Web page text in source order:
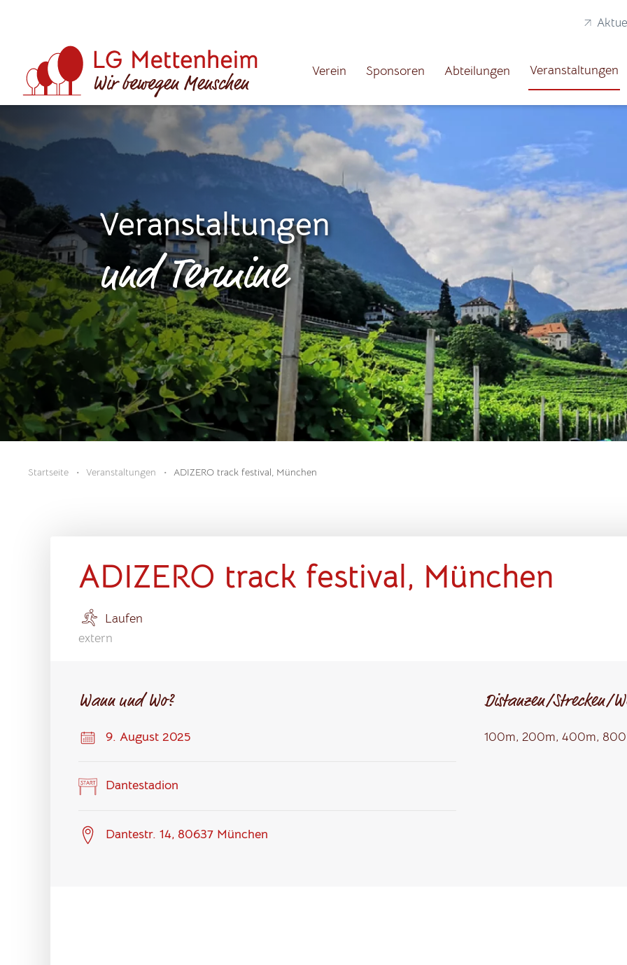
Verein Sponsoren Abteilungen Veranstaltungen
Veranstaltungen
und Termine
Startseite Veranstaltungen ADIZERO track festival, München
ADIZERO track festival, München
Laufen
extern
Wann und Wo?
9. August 2025
Dantestadion
Dantestr. 14, 80637 München
Distanzen/Strecken/
100m, 200m, 400m,